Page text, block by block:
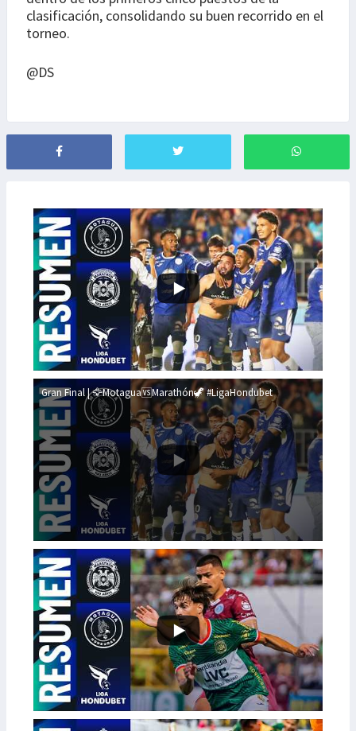
clasificación, consolidando su buen recorrido en el
torneo.
@DS
Gran Final | 🦅Motagua🆚Marathón🦖 #LigaHondubet